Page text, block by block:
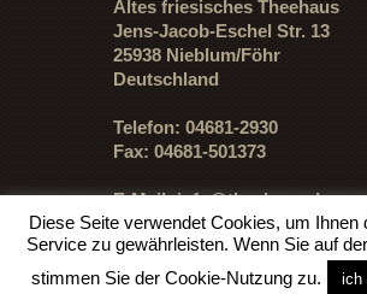
Altes friesisches Theehaus
Jens-Jacob-Eschel Str. 13
25938 Nieblum/Föhr
Deutschland
Telefon: 04681-2930
Fax: 04681-501373
E-Mail:info@theehaus.de
Diese Seite verwendet Cookies, um Ihnen
Service zu gewährleisten. Wenn Sie auf
stimmen Sie der Cookie-Nutzung zu.
ich